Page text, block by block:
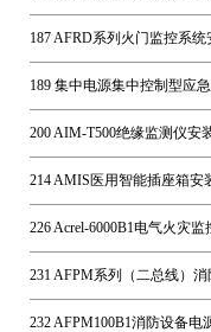
187 AFRD系列火门监控系
189 集中电源集中控制型应
200 AIM-T500绝缘监测仪安
214 AMIS医用智能插座箱安
226 Acrel-6000B1电气火灾
231 AFPM系列（二总线）
232 AFPM100B1消防设备